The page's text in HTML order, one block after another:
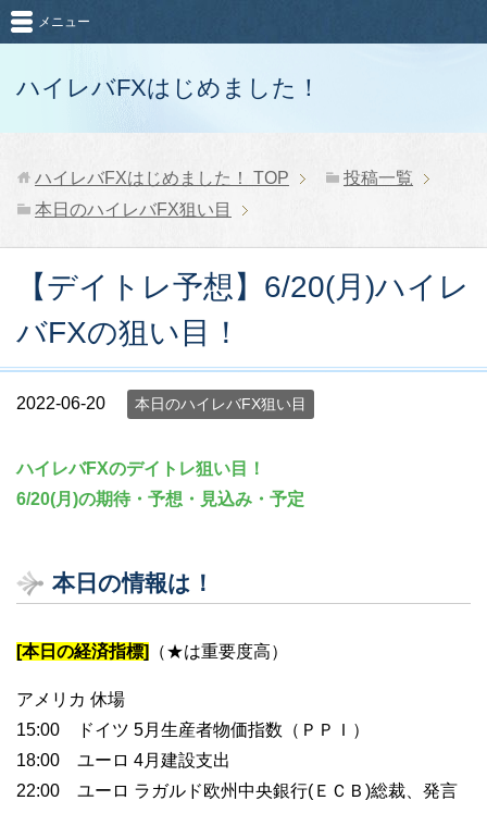
ハイレバFXはじめました！
メニュー
ハイレバFXはじめました！ TOP
投稿一覧
本日のハイレバFX狙い目
【デイトレ予想】6/20(月)ハイレ
バFXの狙い目！
2022-06-20 本日のハイレバFX狙い目
ハイレバFXのデイトレ狙い目！
6/20(月)の期待・予想・見込み・予定
本日の情報は！
[本日の経済指標] （★は重要度高）
アメリカ 休場
15:00 ドイツ 5月生産者物価指数（ＰＰＩ）
18:00 ユーロ 4月建設支出
22:00 ユーロ ラガルド欧州中央銀行(ＥＣＢ)総裁、発言